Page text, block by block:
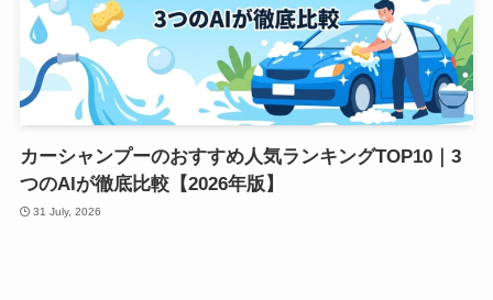
カーシャンプーのおすすめ人気ランキングTOP10｜3
つのAIが徹底比較【2026年版】
31 July, 2026